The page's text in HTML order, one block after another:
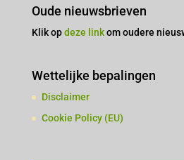
Oude nieuwsbrieven
Klik opdeze linkom oudere
Wettelijke bepalingen
Disclaimer
Cookie Policy (EU)